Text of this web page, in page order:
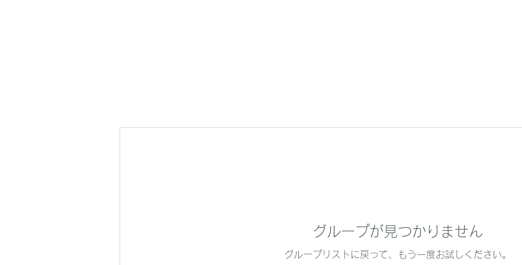
グループが見つかりません
グループリストに戻って、もう一度お試しください。